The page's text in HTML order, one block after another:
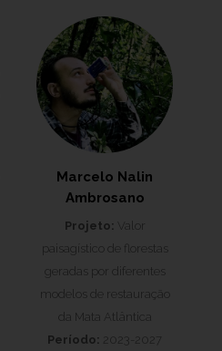
Marcelo Nalin
Ambrosano
Projeto: Valor
paisagístico de florestas
geradas por diferentes
modelos de restauração
da Mata Atlântica
Período: 2023-2027